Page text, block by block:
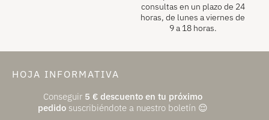
consultas en un plazo de 24
horas, de lunes a viernes de
9 a 18 horas.
HOJA INFORMATIVA
Conseguir 5 €descuento en tu próximo
pedidosuscribiéndote a nuestro boletín 😌